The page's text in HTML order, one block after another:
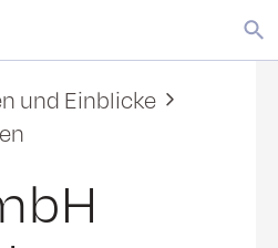
und Einblicke